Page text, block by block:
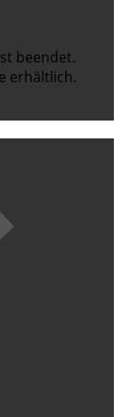
beendet.
erhältlich.